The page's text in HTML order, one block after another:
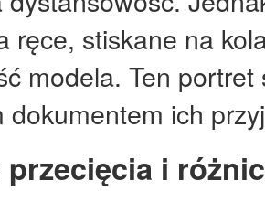
ręce, stiskane na
modela. Ten portret
dokumentem ich
przecięcia i